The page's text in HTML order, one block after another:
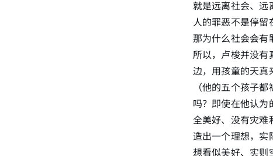
就是远离社会、远
人的罪恶不是停留
那为什么社会会有
所以，卢梭并没有
边，用孩童的天真
（他的五个孩子
吗？即使在他认
全美好、没有灾难
造出一个理想，
想看似美好、实则